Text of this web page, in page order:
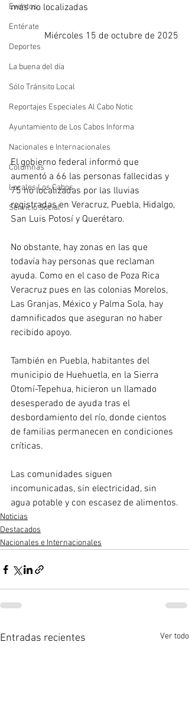
Eventos
Entérate
Deportes
La buena del día
Sólo Tránsito Local
Reportajes Especiales Al Cabo Notic
Ayuntamiento de Los Cabos Informa
Nacionales e Internacionales
Columnas
Locales Los Cabos
Servicio Social
más no localizadas
Miércoles 15 de octubre de 2025
El gobierno federal informó que
aumentó a 66 las personas fallecidas y
75 no localizadas por las lluvias
registradas en Veracruz, Puebla, Hidalgo,
San Luis Potosí y Querétaro.
No obstante, hay zonas en las que
todavía hay personas que reclaman
ayuda. Como en el caso de Poza Rica
Veracruz pues en las colonias Morelos,
Las Granjas, México y Palma Sola, hay
damnificados que aseguran no haber
recibido apoyo.
También en Puebla, habitantes del
municipio de Huehuetla, en la Sierra
Otomí-Tepehua, hicieron un llamado
desesperado de ayuda tras el
desbordamiento del río, donde cientos
de familias permanecen en condiciones
críticas.
Las comunidades siguen
incomunicadas, sin electricidad, sin
agua potable y con escasez de alimentos.
Noticias
Destacados
Nacionales e Internacionales
Entradas recientes Ver todo